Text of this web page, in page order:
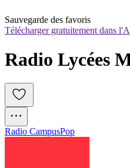
Sauvegarde des favoris
Télécharger gratuitement dans
Radio Lycées
Radio CampusPop